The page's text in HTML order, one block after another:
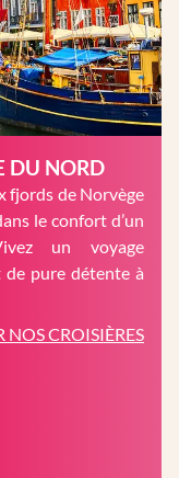
DU NORD
fjords de Norvège
le confort d’un
un voyage
pure détente à
NOS CROISIÈRES